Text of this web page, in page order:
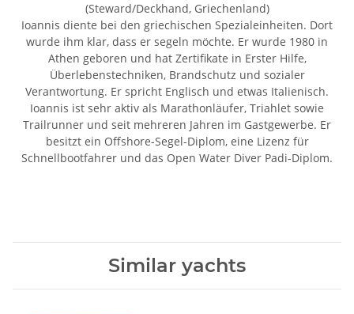
(Steward/Deckhand, Griechenland)
Ioannis diente bei den griechischen Spezialeinheiten. Dort
wurde ihm klar, dass er segeln möchte. Er wurde 1980 in
Athen geboren und hat Zertifikate in Erster Hilfe,
Überlebenstechniken, Brandschutz und sozialer
Verantwortung. Er spricht Englisch und etwas Italienisch.
Ioannis ist sehr aktiv als Marathonläufer, Triahlet sowie
Trailrunner und seit mehreren Jahren im Gastgewerbe. Er
besitzt ein Offshore-Segel-Diplom, eine Lizenz für
Schnellbootfahrer und das Open Water Diver Padi-Diplom.
Similar yachts